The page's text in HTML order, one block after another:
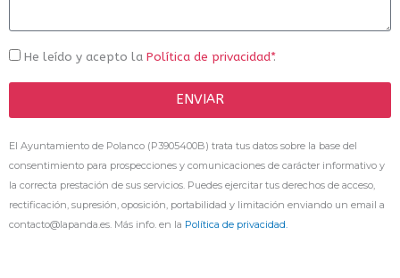
He leído y acepto la Política de privacidad*.
ENVIAR
El Ayuntamiento de Polanco (P3905400B) trata tus datos sobre la base del
consentimiento para prospecciones y comunicaciones de carácter informativo y
la correcta prestación de sus servicios. Puedes ejercitar tus derechos de acceso,
rectificación, supresión, oposición, portabilidad y limitación enviando un email a
contacto@lapanda.es. Más info. en la Política de privacidad.